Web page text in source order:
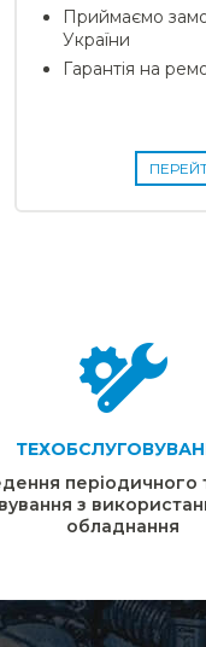
Приймаємо
України
Гарантія на
періодичного
з
обладнання